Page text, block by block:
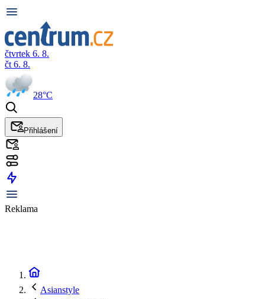
čtvrtek 6. 8.
čt 6. 8.
28°C
Přihlášení
Reklama
Asianstyle